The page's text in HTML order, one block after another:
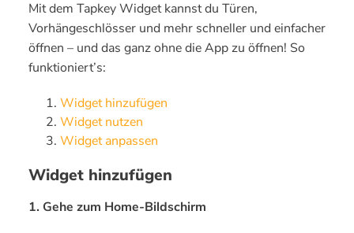
Mit dem Tapkey Widget kannst du Türen,
Vorhängeschlösser und mehr schneller und einfacher
öffnen – und das ganz ohne die App zu öffnen! So
funktioniert’s:
Widget hinzufügen
Widget nutzen
Widget anpassen
Widget hinzufügen
1. Gehe zum Home-Bildschirm